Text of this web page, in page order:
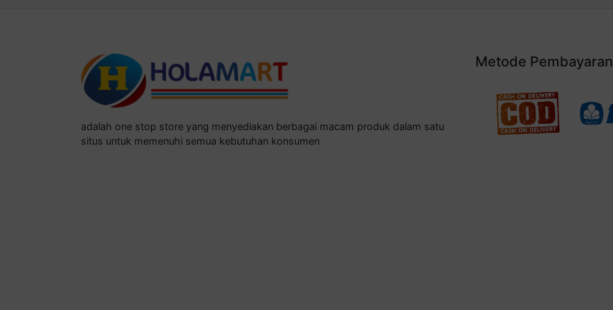
adalah one stop store yang menyediakan berbagai macam produk dalam satu
situs untuk memenuhi semua kebutuhan konsumen
Metode Pembayaran